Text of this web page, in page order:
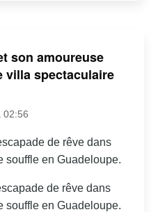
son amoureuse
villa spectaculaire
02:56
de rêve dans
souffle en Guadeloupe.
de rêve dans
souffle en Guadeloupe.